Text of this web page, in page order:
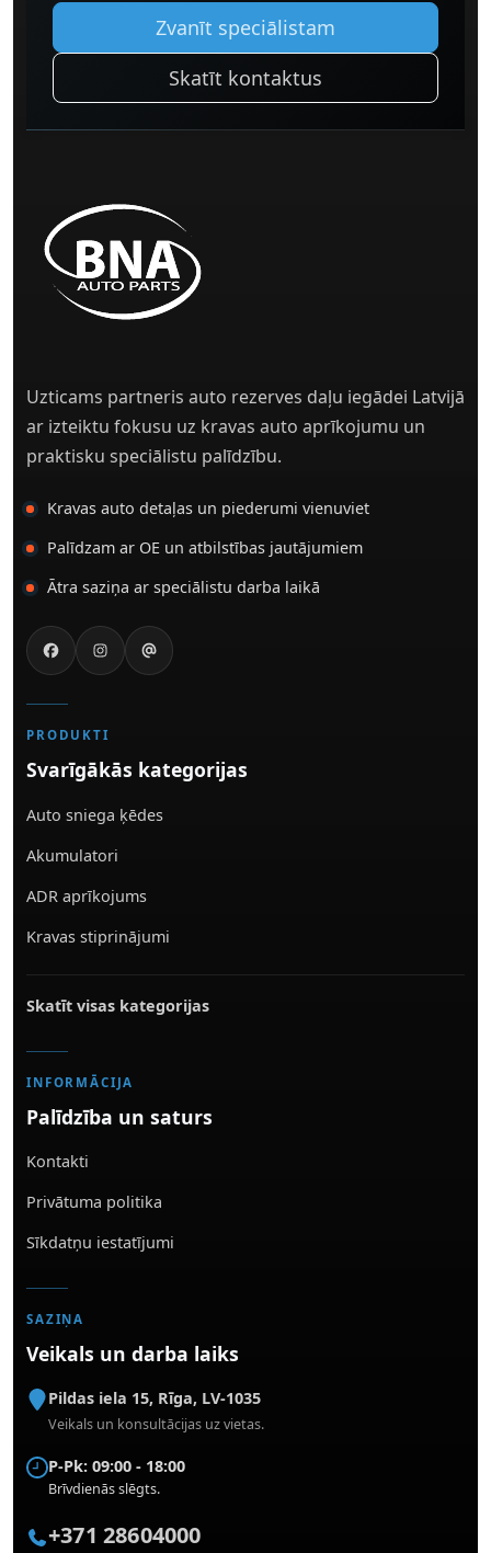
Zvanīt speciālistam
Skatīt kontaktus
Uzticams partneris auto rezerves daļu iegādei Latvijā
ar izteiktu fokusu uz kravas auto aprīkojumu un
praktisku speciālistu palīdzību.
Kravas auto detaļas un piederumi vienuviet
Palīdzam ar OE un atbilstības jautājumiem
Ātra saziņa ar speciālistu darba laikā
PRODUKTI
Svarīgākās kategorijas
Auto sniega ķēdes
Akumulatori
ADR aprīkojums
Kravas stiprinājumi
Skatīt visas kategorijas
INFORMĀCIJA
Palīdzība un saturs
Kontakti
Privātuma politika
Sīkdatņu iestatījumi
SAZIŅA
Veikals un darba laiks
Pildas iela 15, Rīga, LV-1035
Veikals un konsultācijas uz vietas.
P-Pk: 09:00 - 18:00
Brīvdienās slēgts.
+371 28604000